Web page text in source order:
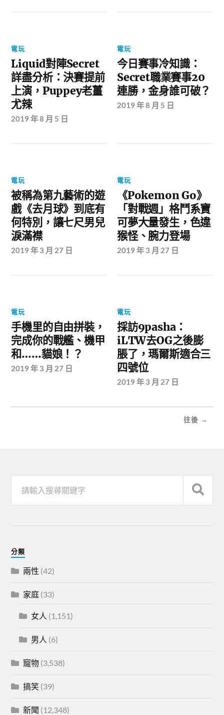
電玩
Liquid對陣Secret
詳盡分析：決賽提前
上演，Puppey老薑
尤辣
2019 年 8 月 5 日
電玩
今日賽事冷知識：
Secret職業賽事20
連勝，金身誰可破？
2019 年 8 月 5 日
電玩
被稱為第九藝術的遊
戲《去月球》到底有
何特別，讓七尺男兒
淚滿襟
2019 年 3 月 27 日
電玩
《Pokemon Go》
「對戰週」格鬥系寶
可夢大量發生，色違
猴怪、腕力登場
2019 年 3 月 27 日
電玩
手機里的自由拼裝，
完成你的戰艦、機甲
和……貓娘！？
2019 年 3 月 27 日
電玩
採訪9pasha：
iLTW去OG之後膨
脹了，瑪爾斯適合三
四號位
2019 年 3 月 27 日
往後 →
分類
兩性 (42)
家庭 (33)
女人 (1,151)
男人 (6)
寵物 (3,538)
搞笑 (39)
新聞 (12,348)